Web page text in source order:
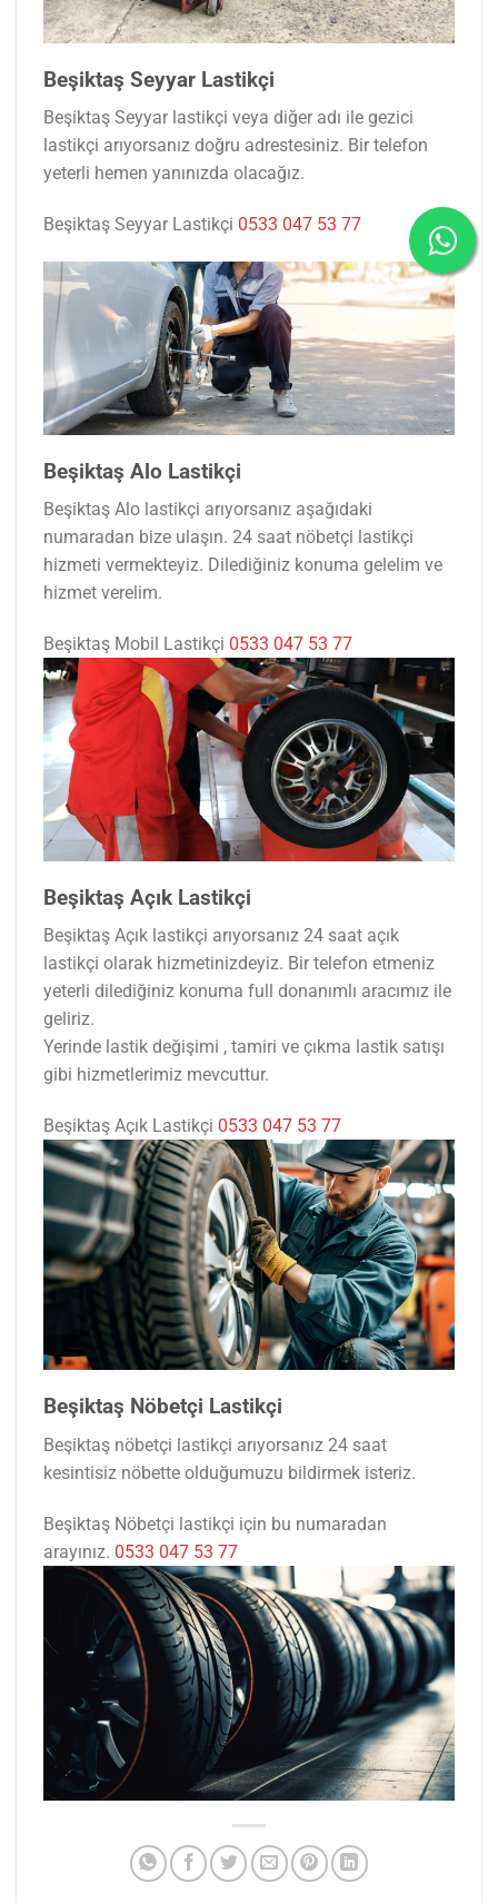
Beşiktaş Seyyar Lastikçi
Beşiktaş Seyyar lastikçi veya diğer adı ile gezici
lastikçi arıyorsanız doğru adrestesiniz. Bir telefon
yeterli hemen yanınızda olacağız.
Beşiktaş Seyyar Lastikçi 0533 047 53 77
Beşiktaş Alo Lastikçi
Beşiktaş Alo lastikçi arıyorsanız aşağıdaki
numaradan bize ulaşın. 24 saat nöbetçi lastikçi
hizmeti vermekteyiz. Dilediğiniz konuma gelelim ve
hizmet verelim.
Beşiktaş Mobil Lastikçi 0533 047 53 77
Beşiktaş Açık Lastikçi
Beşiktaş Açık lastikçi arıyorsanız 24 saat açık
lastikçi olarak hizmetinizdeyiz. Bir telefon etmeniz
yeterli dilediğiniz konuma full donanımlı aracımız ile
geliriz.
Yerinde lastik değişimi , tamiri ve çıkma lastik satışı
gibi hizmetlerimiz mevcuttur.
Beşiktaş Açık Lastikçi 0533 047 53 77
Beşiktaş Nöbetçi Lastikçi
Beşiktaş nöbetçi lastikçi arıyorsanız 24 saat
kesintisiz nöbette olduğumuzu bildirmek isteriz.
Beşiktaş Nöbetçi lastikçi için bu numaradan
arayınız. 0533 047 53 77